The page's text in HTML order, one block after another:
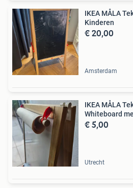
IKEA MÅLA
Kinderen
€ 20,00
Amsterdam
IKEA MÅLA
Whiteboard
€ 5,00
Utrecht